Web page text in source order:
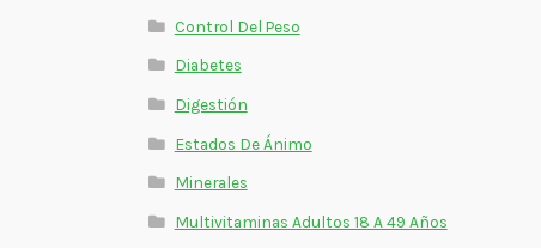
Control Del Peso
Diabetes
Digestión
Estados De Ánimo
Minerales
Multivitaminas Adultos 18 A 49 Años